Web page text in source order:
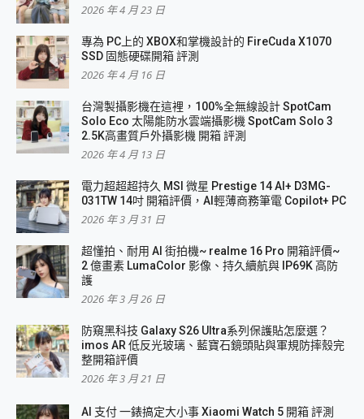
2026 年 4 月 23 日
專為 PC上的 XBOX和掌機設計的 FireCuda X1070
SSD 固態硬碟開箱 評測
2026 年 4 月 16 日
台灣製攝影機在這裡，100%全無線設計 SpotCam
Solo Eco 太陽能防水雲端攝影機 SpotCam Solo 3
2.5K高畫質戶外攝影機 開箱 評測
2026 年 4 月 13 日
電力超超超持久 MSI 微星 Prestige 14 AI+ D3MG-
031TW 14吋 開箱評價，AI輕薄商務筆電 Copilot+ PC
2026 年 3 月 31 日
超懂拍、耐用 AI 街拍機~ realme 16 Pro 開箱評價~
2 億畫素 LumaColor 影像、持久續航與 IP69K 高防
護
2026 年 3 月 26 日
防窺黑科技 Galaxy S26 Ultra系列保護貼怎麼選？
imos AR 低反光玻璃、藍寶石鏡頭貼與軍規防摔殼完
整開箱評價
2026 年 3 月 21 日
AI 支付 一錶搞定大小事 Xiaomi Watch 5 開箱 評測